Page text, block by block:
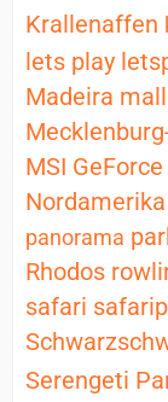
Krallenaffen
lets play
Madeira
MSI
Nordamerika
panorama
Rhodos
safari
Serengeti